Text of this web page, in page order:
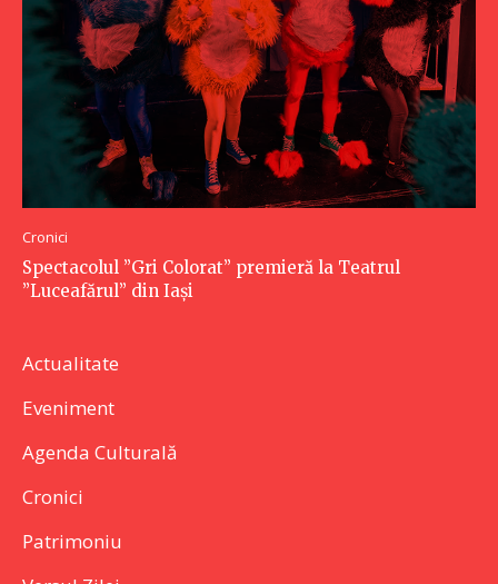
Cronici
Spectacolul ”Gri Colorat” premieră la Teatrul
”Luceafărul” din Iași
Actualitate
Eveniment
Agenda Culturală
Cronici
Patrimoniu